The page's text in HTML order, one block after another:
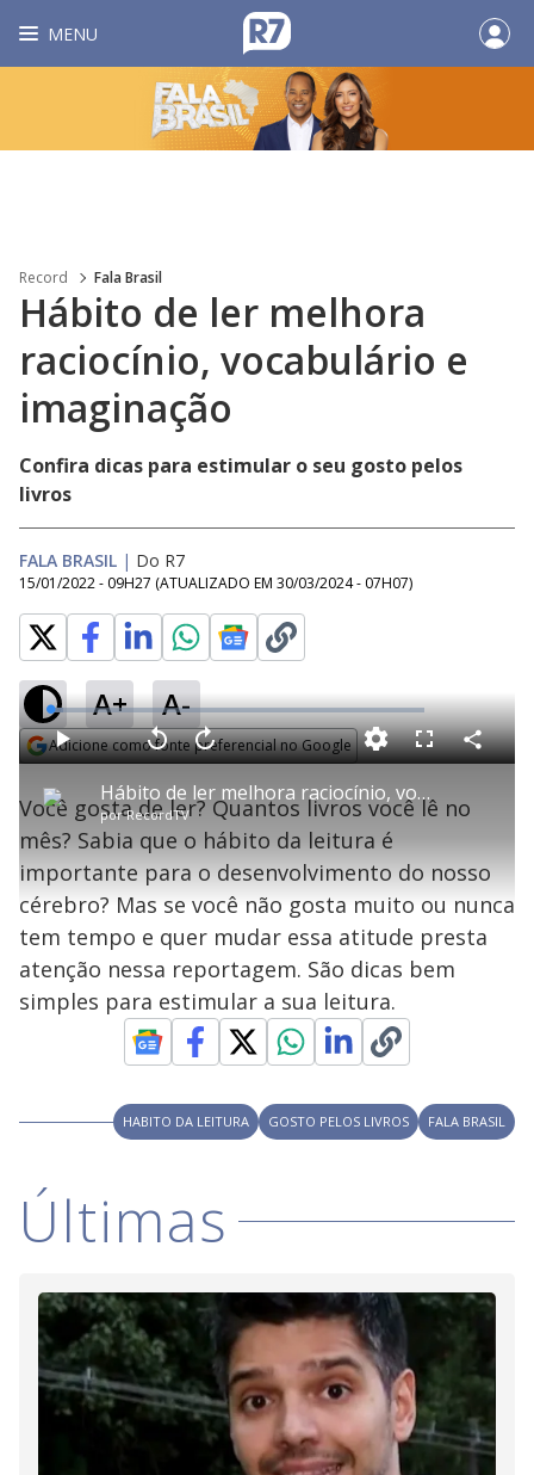
MENU
Record Fala Brasil
Hábito de ler melhora
raciocínio, vocabulário e
imaginação
Confira dicas para estimular o seu gosto pelos
livros
FALA BRASIL | Do R7
15/01/2022 - 09H27 (ATUALIZADO EM 30/03/2024 - 07H07)
A+ A-
Adicione como fonte preferencial no Google
P
l
a
y
V
i
d
e
o
Hábito de ler melhora raciocínio, vocabulário e imaginação
porRecordTV
P V
t
a
r
0
e
g
n
s
A
n
ç
a
s
e
u
n
o
s
L
o
a
d
e
3
.
5
4
%
F
l
s
c
C
o
a
Você gosta de ler? Quantos livros você lê no
mês? Sabia que o hábito da leitura é
importante para o desenvolvimento do nosso
cérebro? Mas se você não gosta muito ou nunca
tem tempo e quer mudar essa atitude presta
atenção nessa reportagem. São dicas bem
simples para estimular a sua leitura.
HABITO DA LEITURA GOSTO PELOS LIVROS FALA BRASIL
Últimas